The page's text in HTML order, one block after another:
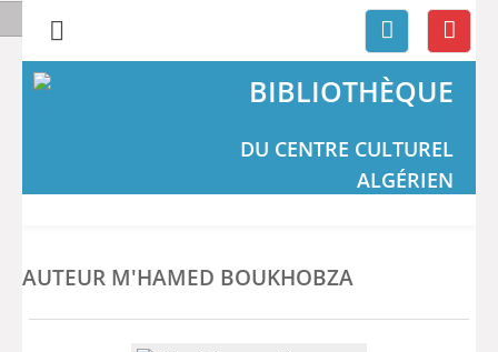
BIBLIOTHÈQUE
DU CENTRE CULTUREL
ALGÉRIEN
AUTEUR M'HAMED BOUKHOBZA